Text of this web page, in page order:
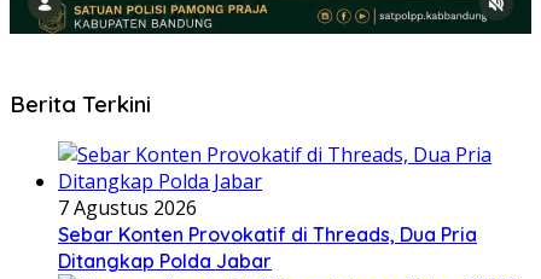
Berita Terkini
7 Agustus 2026
Sebar Konten Provokatif di Threads, Dua Pria
Ditangkap Polda Jabar